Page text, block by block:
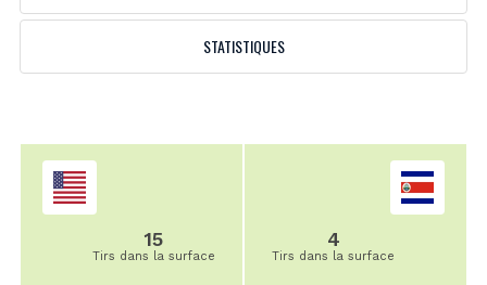
STATISTIQUES
15
Tirs dans la surface
4
Tirs dans la surface